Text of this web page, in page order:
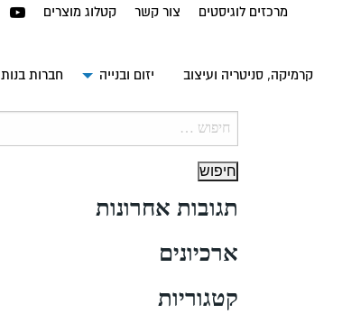
מרכזים לוגיסטים צור קשר קטלוג מוצרים
קרמיקה, סניטריה ועיצוב יזום ובנייה חברות בנות
תגובות אחרונות
ארכיונים
קטגוריות